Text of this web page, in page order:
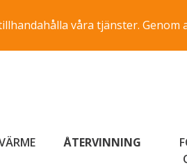
våra tjänster.
ÅTERVINNING